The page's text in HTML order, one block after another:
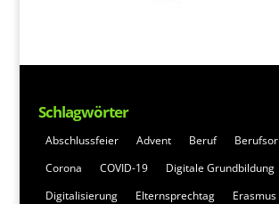
Schlagwörter
Abschlussfeier Advent Beruf
Corona
COVID-19
Digitale Grundbildung
Digitalisierung
Elternsprechtag Erasmus